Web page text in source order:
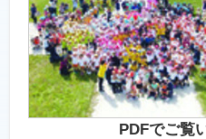
PDFでご覧